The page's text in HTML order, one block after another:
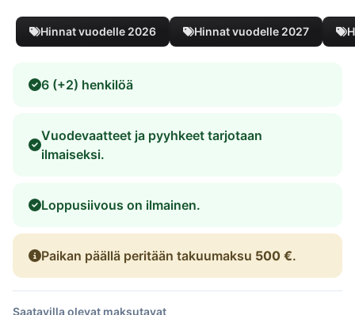
Hinnat vuodelle 2026 Hinnat vuodelle 2027
6 (+2) henkilöä
Vuodevaatteet ja pyyhkeet tarjotaan
ilmaiseksi.
Loppusiivous on ilmainen.
Paikan päällä peritään takuumaksu 500 €.
Saatavilla olevat maksutavat